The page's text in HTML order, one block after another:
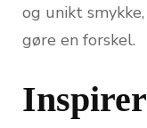
og unikt
gøre en forskel.